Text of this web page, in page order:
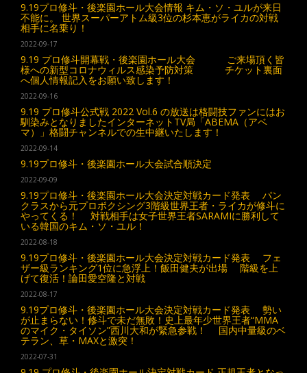
9.19プロ修斗・後楽園ホール大会情報 キム・ソ・ユルが来日
不能に。 世界スーパーアトム級3位の杉本恵がライカの対戦
相手に名乗り！
2022-09-17
9.19 プロ修斗開幕戦・後楽園ホール大会 ご来場頂く皆
様への新型コロナウィルス感染予防対策 チケット裏面
へ個人情報記入をお願い致します！
2022-09-16
9.19 プロ修斗公式戦 2022 Vol.6 の放送は格闘技ファンにはお
馴染みとなりましたインターネットTV局「ABEMA（アベ
マ）」格闘チャンネルでの生中継いたします！
2022-09-14
9.19プロ修斗・後楽園ホール大会試合順決定
2022-09-09
9.19プロ修斗・後楽園ホール大会決定対戦カード発表 パン
クラスから元プロボクシング3階級世界王者・ライカが修斗に
やってくる！ 対戦相手は女子世界王者SARAMIに勝利して
いる韓国のキム・ソ・ユル！
2022-08-18
9.19プロ修斗・後楽園ホール大会決定対戦カード発表 フェ
ザー級ランキング1位に急浮上！飯田健夫が出場 階級を上
げて復活！論田愛空隆と対戦
2022-08-17
9.19プロ修斗・後楽園ホール大会決定対戦カード発表 勢い
が止まらない！修斗で未だ無敗！史上最年少世界王者“MMA
のマイク・タイソン”西川大和が緊急参戦！ 国内中量級のベ
テラン、草・MAXと激突！
2022-07-31